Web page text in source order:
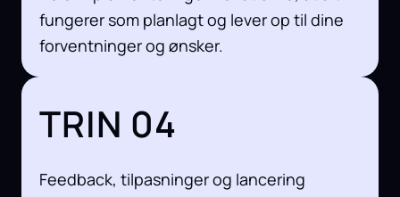
fungerer som planlagt og lever op til dine
forventninger og ønsker.
TRIN 04
Feedback, tilpasninger og lancering